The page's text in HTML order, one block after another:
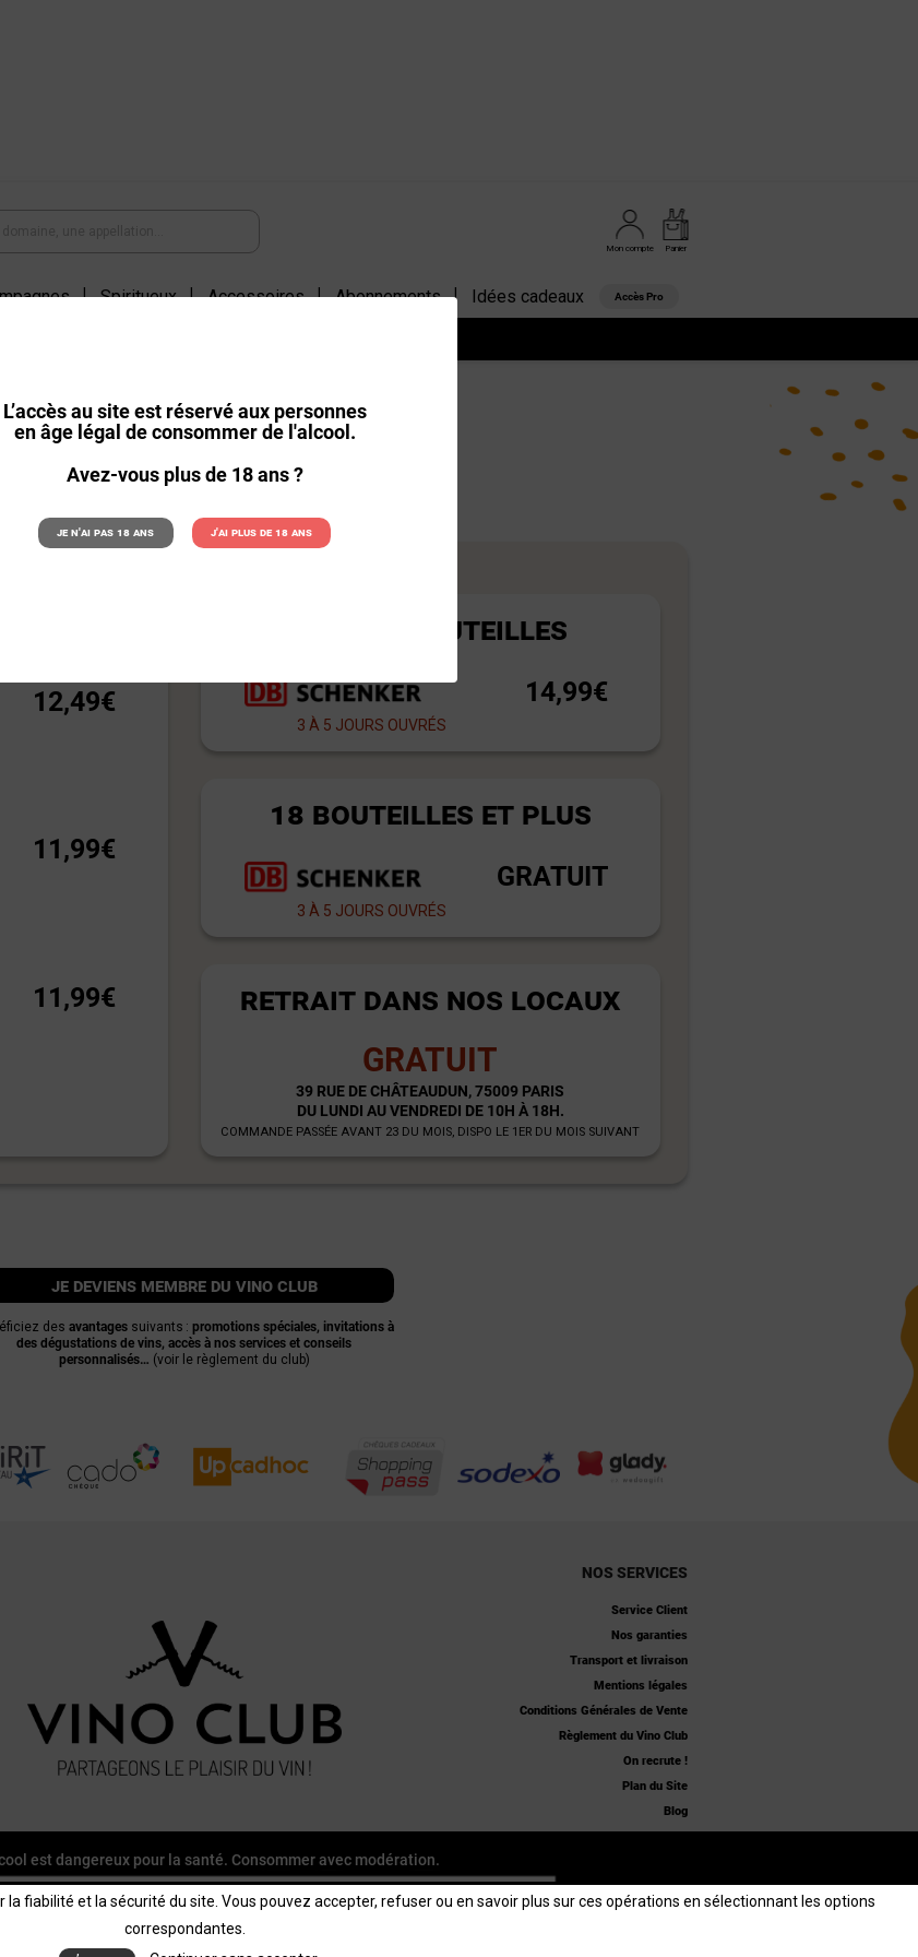
fiabilité et la sécurité du site. Vous pouvez accepter, refuser ou en savoir plus sur ces opérations en sélectionnant les options
correspondantes.
L’accès au site est réservé aux personnes
en âge légal de consommer de l'alcool.
Avez-vous plus de 18 ans ?
Je n'ai pas 18 ans J'ai plus de 18 ans
Panier
Mon compte
Spiritueux Accessoires Abonnements Idées cadeaux Accès Pro
TRANSPORT ET LIVRAISON
12,49€
11,99€
11,99€
12 À 18 BOUTEILLES
14,99€
3 À 5 JOURS OUVRÉS
18 BOUTEILLES ET PLUS
GRATUIT
3 À 5 JOURS OUVRÉS
RETRAIT DANS NOS LOCAUX
GRATUIT
39 RUE DE CHÂTEAUDUN, 75009 PARIS
DU LUNDI AU VENDREDI DE 10H À 18H.
COMMANDE PASSÉE AVANT 23 DU MOIS, DISPO LE 1ER DU MOIS SUIVANT
je deviens membre du vino club
des avantagessuivants : promotions spéciales, invitations à
des dégustations de vins, accès à nos services et conseils
personnalisés… (voir le règlement du club)
NOS SERVICES
Service Client
Nos garanties
Transport et livraison
Mentions légales
Conditions Générales de Vente
Règlement du Vino Club
On recrute !
Plan du Site
Blog
est dangereux pour la santé. Consommer avec modération.